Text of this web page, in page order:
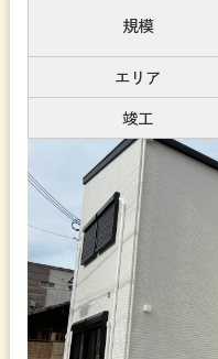
規模
エリア
竣工